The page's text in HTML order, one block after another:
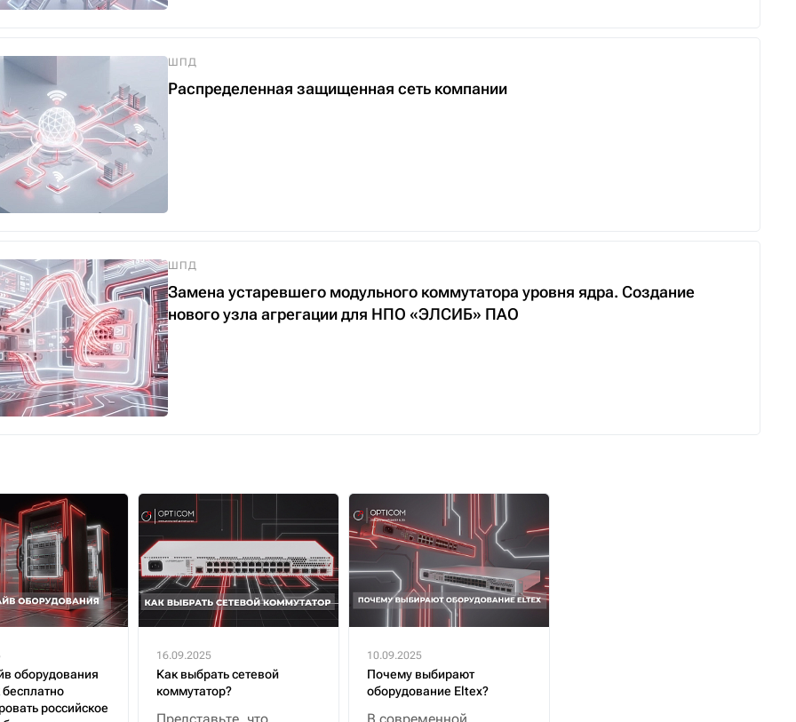
ШПД
Распределенная защищенная сеть компании
ШПД
Замена устаревшего модульного коммутатора уровня ядра. Создание
нового узла агрегации для НПО «ЭЛСИБ» ПАО
оборудования
российское
16.09.2025
Как выбрать сетевой
коммутатор?
Представьте, что
10.09.2025
Почему выбирают
оборудование Eltex?
В современной